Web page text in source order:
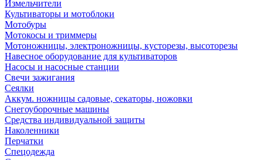
Измельчители
Культиваторы и мотоблоки
Мотобуры
Мотокосы и триммеры
Мотоножницы, электроножницы, кусторезы, высоторезы
Навесное оборудование для культиваторов
Насосы и насосные станции
Свечи зажигания
Сеялки
Аккум. ножницы садовые, секаторы, ножовки
Снегоуборочные машины
Средства индивидуальной защиты
Наколенники
Перчатки
Спецодежда